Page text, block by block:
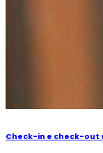
Check-in e check-out